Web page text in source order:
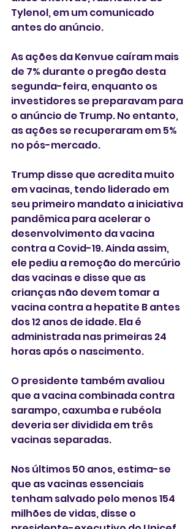
Tylenol, em um comunicado
antes do anúncio.
As ações da Kenvue caíram mais
de 7% durante o pregão desta
segunda-feira, enquanto os
investidores se preparavam para
o anúncio de Trump. No entanto,
as ações se recuperaram em 5%
no pós-mercado.
Trump disse que acredita muito
em vacinas, tendo liderado em
seu primeiro mandato a iniciativa
pandêmica para acelerar o
desenvolvimento da vacina
contra a Covid-19. Ainda assim,
ele pediu a remoção do mercúrio
das vacinas e disse que as
crianças não devem tomar a
vacina contra a hepatite B antes
dos 12 anos de idade. Ela é
administrada nas primeiras 24
horas após o nascimento.
O presidente também avaliou
que a vacina combinada contra
sarampo, caxumba e rubéola
deveria ser dividida em três
vacinas separadas.
Nos últimos 50 anos, estima-se
que as vacinas essenciais
tenham salvado pelo menos 154
milhões de vidas, disse o